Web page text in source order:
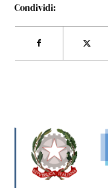
Condividi: